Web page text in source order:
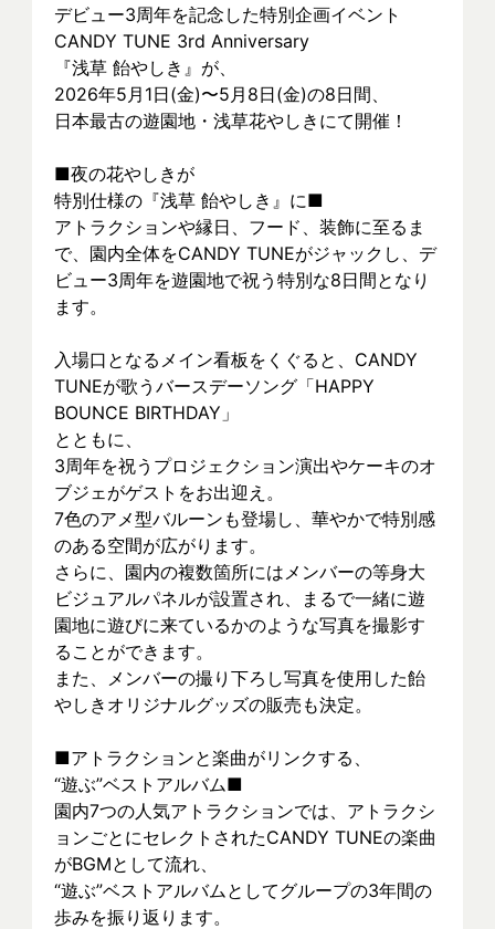
デビュー3周年を記念した特別企画イベント
CANDY TUNE 3rd Anniversary
『浅草 飴やしき』が、
2026年5月1日(金)〜5月8日(金)の8日間、
日本最古の遊園地・浅草花やしきにて開催！
■夜の花やしきが
特別仕様の『浅草 飴やしき』に■
アトラクションや縁日、フード、装飾に至るま
で、園内全体をCANDY TUNEがジャックし、デ
ビュー3周年を遊園地で祝う特別な8日間となり
ます。
入場口となるメイン看板をくぐると、CANDY
TUNEが歌うバースデーソング「HAPPY
BOUNCE BIRTHDAY」
とともに、
3周年を祝うプロジェクション演出やケーキのオ
ブジェがゲストをお出迎え。
7色のアメ型バルーンも登場し、華やかで特別感
のある空間が広がります。
さらに、園内の複数箇所にはメンバーの等身大
ビジュアルパネルが設置され、まるで一緒に遊
園地に遊びに来ているかのような写真を撮影す
ることができます。
また、メンバーの撮り下ろし写真を使用した飴
やしきオリジナルグッズの販売も決定。
■アトラクションと楽曲がリンクする、
“遊ぶ”ベストアルバム■
園内7つの人気アトラクションでは、アトラクシ
ョンごとにセレクトされたCANDY TUNEの楽曲
がBGMとして流れ、
“遊ぶ”ベストアルバムとしてグループの3年間の
歩みを振り返ります。